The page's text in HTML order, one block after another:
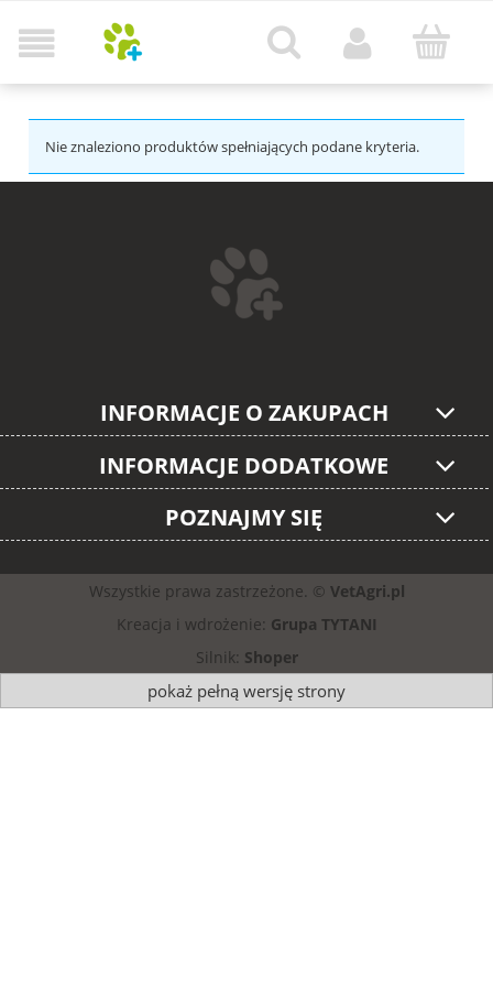
Nie znaleziono produktów spełniających podane kryteria.
INFORMACJE O ZAKUPACH
INFORMACJE DODATKOWE
POZNAJMY SIĘ
Wszystkie prawa zastrzeżone. © VetAgri.pl
Kreacja i wdrożenie: Grupa TYTANI
Silnik: Shoper
pokaż pełną wersję strony